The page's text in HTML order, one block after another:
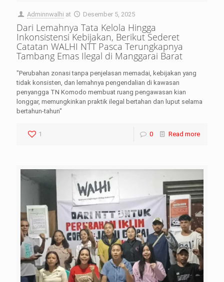
Adminnwalhi at Desember 5, 2025
Dari Lemahnya Tata Kelola Hingga
Inkonsistensi Kebijakan, Berikut Sederet
Catatan WALHI NTT Pasca Terungkapnya
Tambang Emas Ilegal di Manggarai Barat
"Perubahan zonasi tanpa penjelasan memadai, kebijakan yang
tidak konsisten, dan lemahnya pengendalian di kawasan
penyangga TN Komodo membuat ruang pengawasan kian
longgar, memungkinkan praktik ilegal bertahan dan luput selama
bertahun-tahun"
1 0 Read more